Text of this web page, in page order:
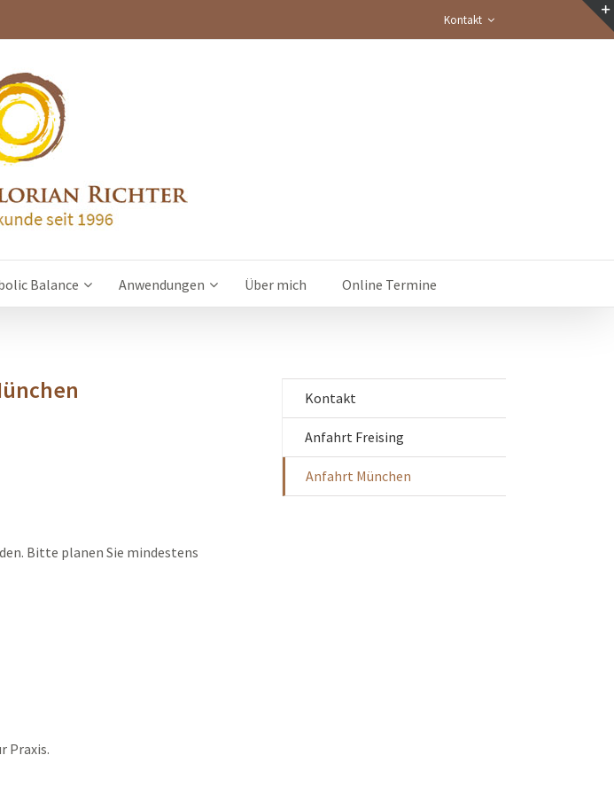
Kontakt
Balance Anwendungen Über mich Online Termine
Bitte planen Sie mindestens
Praxis.
Kontakt
Anfahrt Freising
Anfahrt München